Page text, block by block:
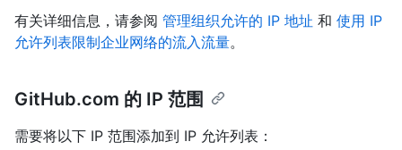
有关详细信息，请参阅 管理组织允许的 IP 地址 和 使用 IP
允许列表限制企业网络的流入流量。
GitHub.com 的 IP 范围
需要将以下 IP 范围添加到 IP 允许列表：